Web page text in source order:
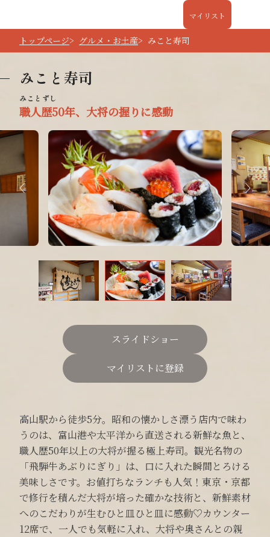
マイリスト
トップページ グルメ・お土産 みこと寿司
みこと寿司
職人歴50年、大将の握りに感動
高山駅から徒歩5分。昭和の懐かしさ漂う店内で味わ
うのは、富山港や太平洋から直送される新鮮な魚と、
職人歴50年以上の大将が握る極上寿司。観光名物の
「飛騨牛あぶりにぎり」は、口に入れた瞬間とろける
美味しさです。お値打ちなランチも人気！東京・京都
で修行を積んだ大将が培った確かな技術と、新鮮素材
へのこだわりが生むひと皿ひと皿に感動♡カウンター
12席で、一人でも気軽に入れ、大将や奥さんとの親
スライドショー
マイリストに登録